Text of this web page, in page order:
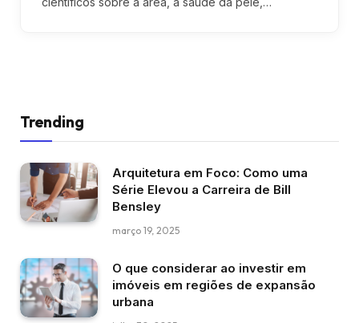
Trending
Arquitetura em Foco: Como uma
Série Elevou a Carreira de Bill
Bensley
março 19, 2025
O que considerar ao investir em
imóveis em regiões de expansão
urbana